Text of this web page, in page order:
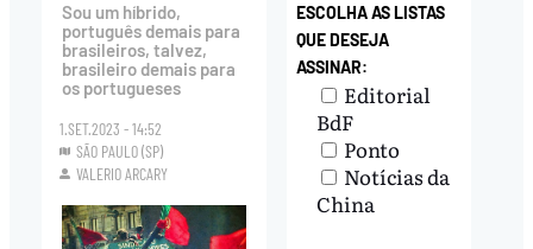
Sou um híbrido,
português demais para
brasileiros, talvez,
brasileiro demais para
os portugueses
1.SET.2023 - 14:52
SÃO PAULO (SP)
VALERIO ARCARY
ESCOLHA AS LISTAS
QUE DESEJA
ASSINAR:
Editorial
BdF
Ponto
Notícias da
China